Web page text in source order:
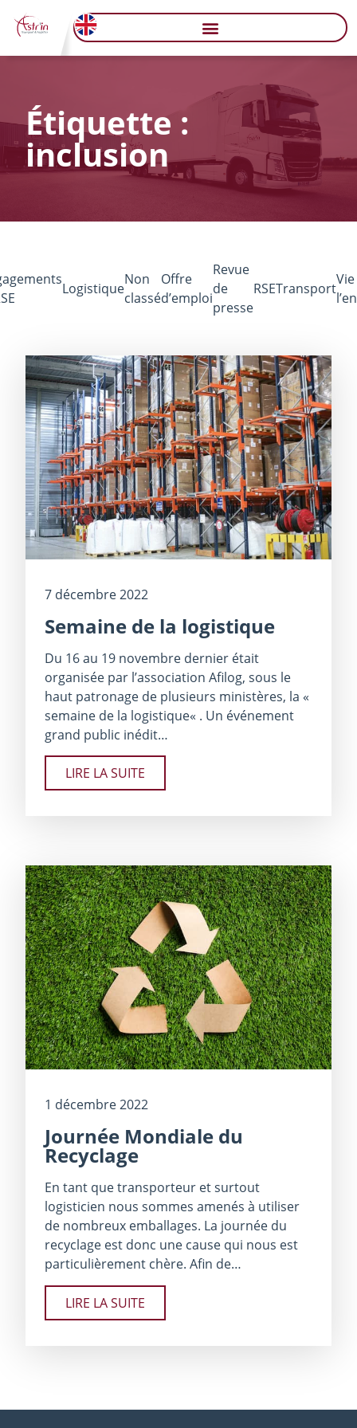
Étiquette :
inclusion
Logistique
Non
classé
Offre
d’emploi
Revue
de
presse
RSETransport
7 décembre 2022
Semaine de la logistique
Du 16 au 19 novembre dernier était
organisée par l’association Afilog, sous le
haut patronage de plusieurs ministères, la «
semaine de la logistique« . Un événement
grand public inédit…
LIRE LA SUITE
1 décembre 2022
Journée Mondiale du
Recyclage
En tant que transporteur et surtout
logisticien nous sommes amenés à utiliser
de nombreux emballages. La journée du
recyclage est donc une cause qui nous est
particulièrement chère. Afin de…
LIRE LA SUITE